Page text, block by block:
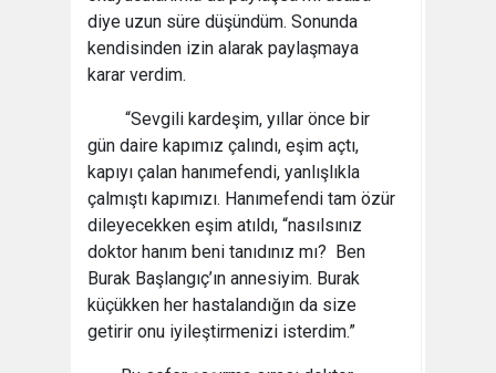
diye uzun süre düşündüm. Sonunda
kendisinden izin alarak paylaşmaya
karar verdim.
“Sevgili kardeşim, yıllar önce bir
gün daire kapımız çalındı, eşim açtı,
kapıyı çalan hanımefendi, yanlışlıkla
çalmıştı kapımızı. Hanımefendi tam özür
dileyecekken eşim atıldı, “nasılsınız
doktor hanım beni tanıdınız mı? Ben
Burak Başlangıç’ın annesiyim. Burak
küçükken her hastalandığın da size
getirir onu iyileştirmenizi isterdim.”